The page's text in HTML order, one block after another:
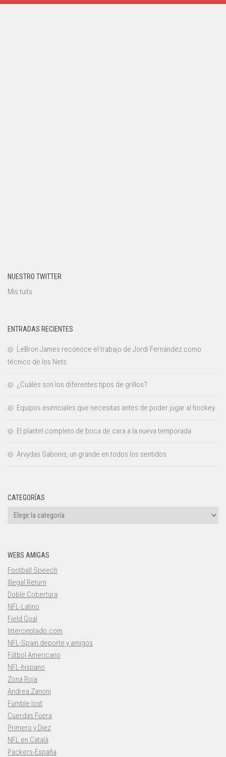
NUESTRO TWITTER
Mis tuits
ENTRADAS RECIENTES
LeBron James reconoce el trabajo de Jordi Fernández como
técnico de los Nets.
¿Cuáles son los diferentes tipos de grillos?
Equipos esenciales que necesitas antes de poder jugar al hockey
El plantel completo de boca de cara a la nueva temporada
Arvydas Sabonis, un grande en todos los sentidos
CATEGORÍAS
Categorías
WEBS AMIGAS
Football Speech
Illegal Return
Doble Cobertura
NFL-Latino
Field Goal
Interceptado.com
NFL-Spain deporte y amigos
Fútbol Americano
NFL-hispano
Zona Roja
Andrea Zanoni
Fumble lost
Cuerdas Fuera
Primero y Diez
NFL en Català
Packers-España